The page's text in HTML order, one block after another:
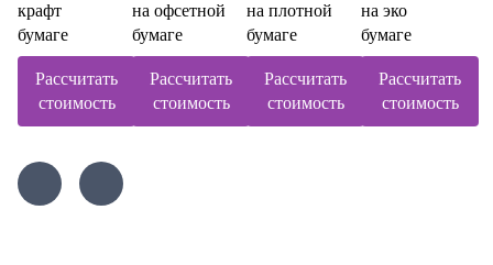
крафт
бумаге
Рассчитать
стоимость
на офсетной
бумаге
Рассчитать
стоимость
на плотной
бумаге
Рассчитать
стоимость
на эко
бумаге
Рассчитать
стоимость